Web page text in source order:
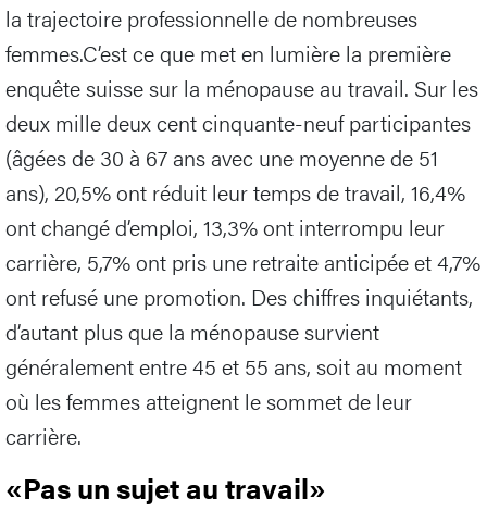
la trajectoire professionnelle de nombreuses
femmes.C’est ce que met en lumière la première
enquête suisse sur la ménopause au travail. Sur les
deux mille deux cent cinquante-neuf participantes
(âgées de 30 à 67 ans avec une moyenne de 51
ans), 20,5% ont réduit leur temps de travail, 16,4%
ont changé d’emploi, 13,3% ont interrompu leur
carrière, 5,7% ont pris une retraite anticipée et 4,7%
ont refusé une promotion. Des chiffres inquiétants,
d’autant plus que la ménopause survient
généralement entre 45 et 55 ans, soit au moment
où les femmes atteignent le sommet de leur
carrière.
«Pas un sujet au travail»